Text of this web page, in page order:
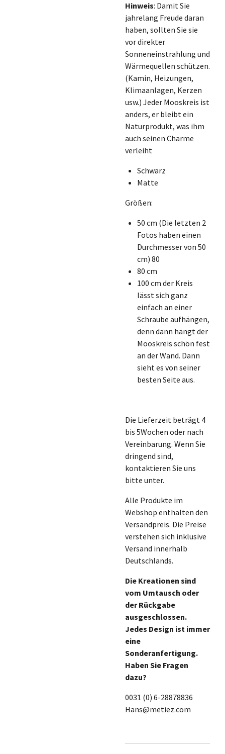
Hinweis: Damit Sie
jahrelang Freude daran
haben, sollten Sie sie
vor direkter
Sonneneinstrahlung und
Wärmequellen schützen.
(Kamin, Heizungen,
Klimaanlagen, Kerzen
usw.) Jeder Mooskreis ist
anders, er bleibt ein
Naturprodukt, was ihm
auch seinen Charme
verleiht
Schwarz
Matte
Größen:
50 cm (Die letzten 2
Fotos haben einen
Durchmesser von 50
cm) 80
80 cm
100 cm der Kreis
lässt sich ganz
einfach an einer
Schraube aufhängen,
denn dann hängt der
Mooskreis schön fest
an der Wand. Dann
sieht es von seiner
besten Seite aus.
Die Lieferzeit beträgt 4
bis 5Wochen oder nach
Vereinbarung. Wenn Sie
dringend sind,
kontaktieren Sie uns
bitte unter.
Alle Produkte im
Webshop enthalten den
Versandpreis. Die Preise
verstehen sich inklusive
Versand innerhalb
Deutschlands.
Die Kreationen sind
vom Umtausch oder
der Rückgabe
ausgeschlossen.
Jedes Design ist immer
eine
Sonderanfertigung.
Haben Sie Fragen
dazu?
0031 (0) 6-28878836
Hans@metiez.com